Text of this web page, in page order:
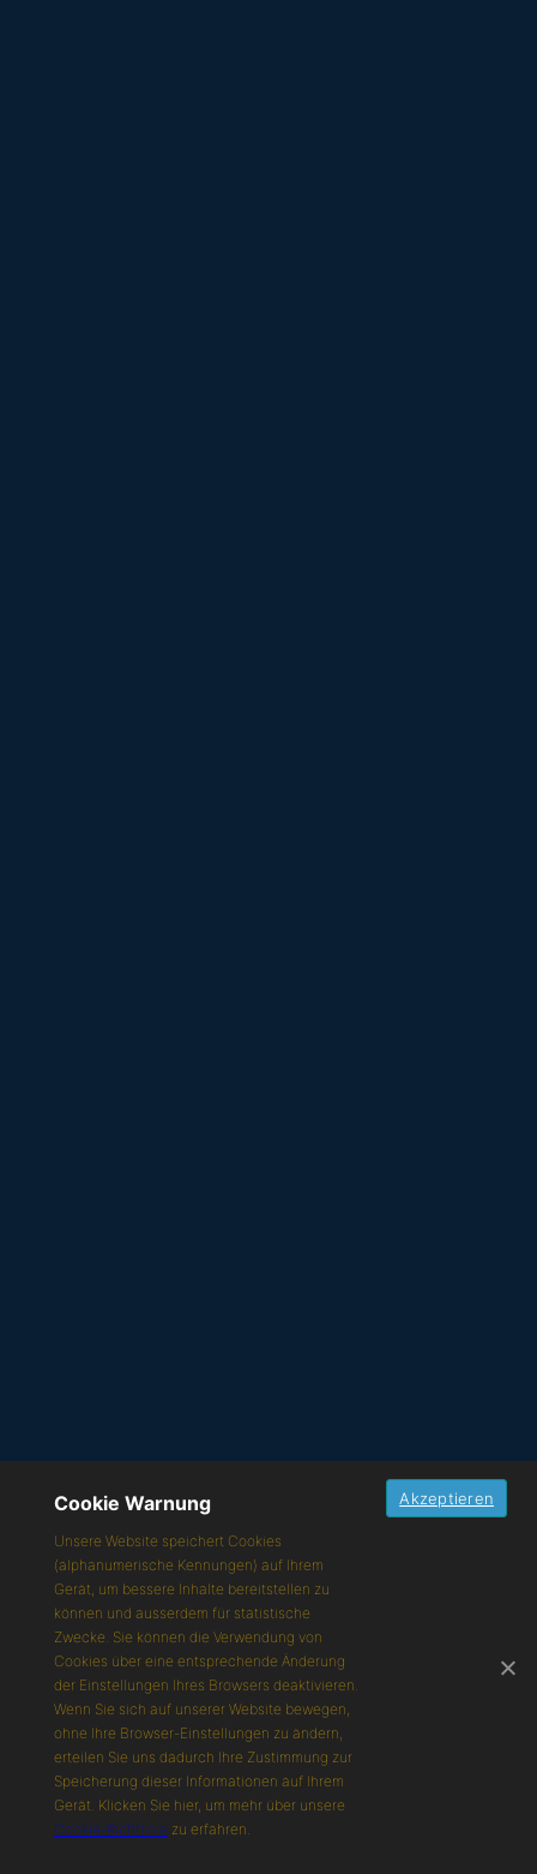
Cookie Warnung
Unsere Website speichert Cookies
(alphanumerische Kennungen) auf Ihrem
Gerät, um bessere Inhalte bereitstellen zu
können und ausserdem für statistische
Zwecke. Sie können die Verwendung von
Cookies über eine entsprechende Änderung
der Einstellungen Ihres Browsers deaktivieren.
Wenn Sie sich auf unserer Website bewegen,
ohne Ihre Browser-Einstellungen zu ändern,
erteilen Sie uns dadurch Ihre Zustimmung zur
Speicherung dieser Informationen auf Ihrem
Gerät. Klicken Sie hier, um mehr über unsere
Cookie-Richtlinie zu erfahren.
Akzeptieren